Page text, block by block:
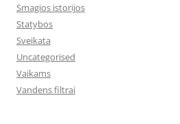
Smagios istorijos
Statybos
Sveikata
Uncategorised
Vaikams
Vandens filtrai